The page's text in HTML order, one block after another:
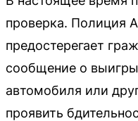
проверка. Полиция
предостерегает
сообщение о
автомобиля или
проявить